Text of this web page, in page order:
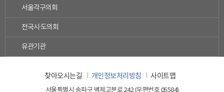
서울각구의회
전국시·도의회
유관기관
찾아오시는길 개인정보처리방침 사이트맵
서울특별시 송파구 백제고분로 242 (우편번호 05584)